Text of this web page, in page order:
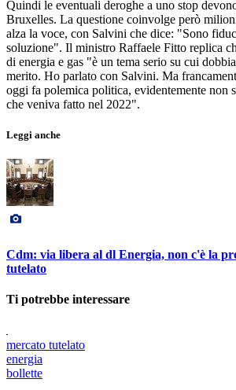
Quindi le eventuali deroghe a uno stop
Bruxelles. La questione coinvolge però
alza la voce, con Salvini che dice: "Sono
soluzione". Il ministro Raffaele Fitto replica
di energia e gas "è un tema serio su cui
merito. Ho parlato con Salvini. Ma
oggi fa polemica politica, evidentemente non
che veniva fatto nel 2022".
Leggi anche
Cdm: via libera al dl Energia, non c'è la
tutelato
Ti potrebbe interessare
mercato tutelato
energia
bollette